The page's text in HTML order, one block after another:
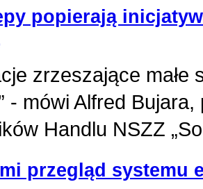
popierają
zrzeszające małe
- mówi Alfred
Handlu NSZZ
przegląd systemu